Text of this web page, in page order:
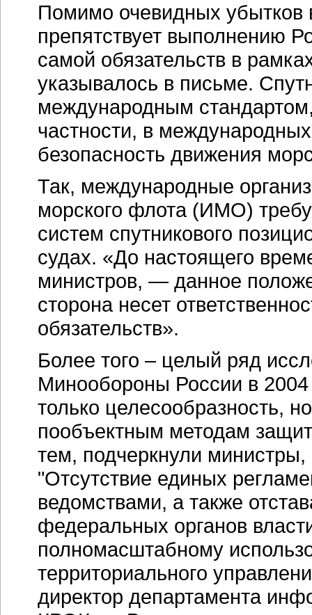
Помимо очевидных
препятствует выполнению
самой обязательств в
указывалось в письме.
международным
частности, в
безопасность движения
Так, международные
морского флота (ИМО)
систем спутникового
судах. «До настоящего
министров, — данное
сторона несет
обязательств».
Более того – целый ряд
Минообороны России в
только целесообразность,
пообъектным методам
тем, подчеркнули
"Отсутствие единых
ведомствами, а также
федеральных органов
полномасштабному
территориального
директор департамента